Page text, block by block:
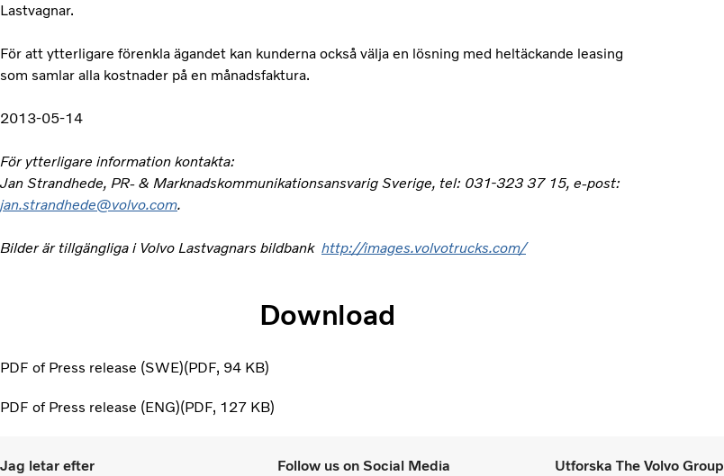
Lastvagnar.
För att ytterligare förenkla ägandet kan kunderna också välja en lösning med heltäckande leasing
som samlar alla kostnader på en månadsfaktura.
2013-05-14
För ytterligare information kontakta:
Jan Strandhede, PR- & Marknadskommunikationsansvarig Sverige, tel: 031-323 37 15, e-post:
jan.strandhede@volvo.com.
Bilder är tillgängliga i Volvo Lastvagnars bildbank http://images.volvotrucks.com/
Download
PDF of Press release (SWE) PDF 94 KB
PDF of Press release (ENG) PDF 127 KB
Jag letar efter Follow us on Social Media Utforska The Volvo Group